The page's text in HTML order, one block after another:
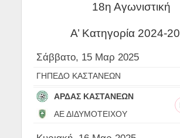
18η Αγωνιστική
Α’ Κατηγορία 2024-
Σάββατο, 15 Μαρ 2025
ΓΗΠΕΔΟ ΚΑΣΤΑΝΕΩΝ
ΑΡΔΑΣ ΚΑΣΤΑΝΕΩΝ
ΑΕ ΔΙΔΥΜΟΤΕΙΧΟΥ